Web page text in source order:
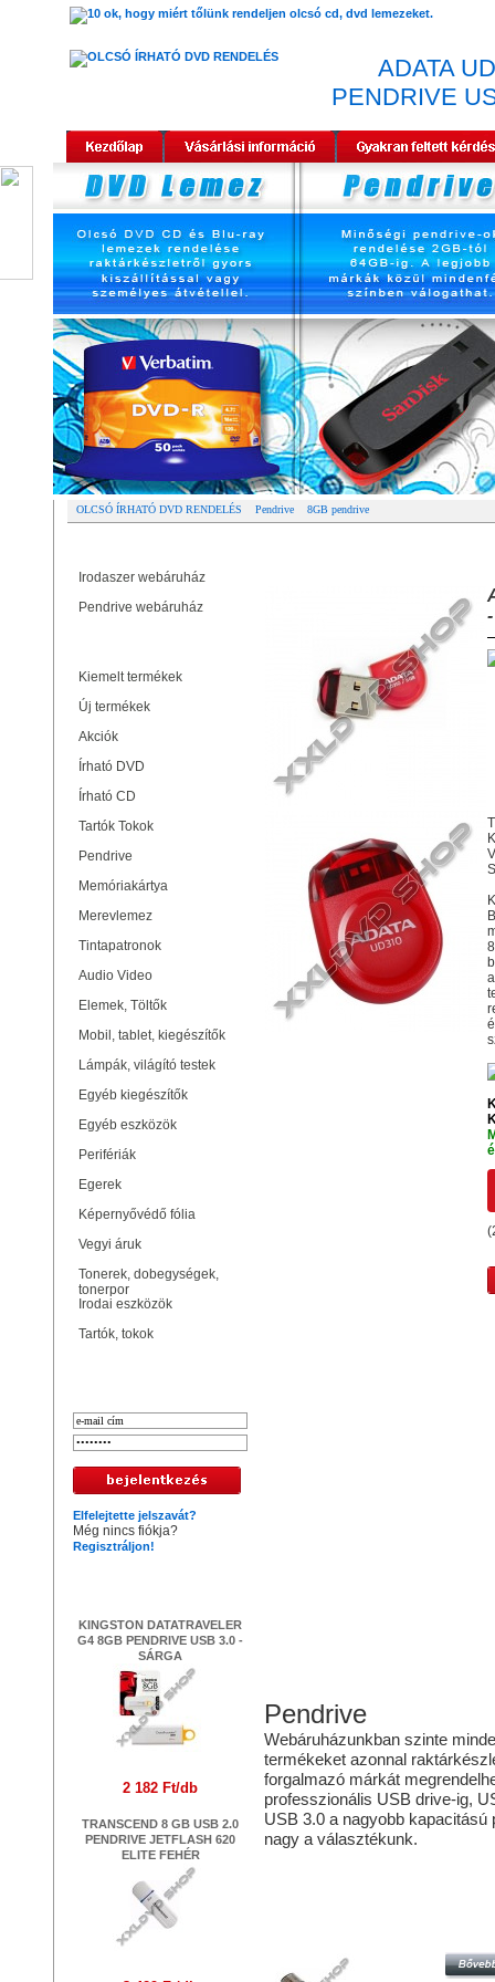
ADATA
PENDRIVE
OLCSÓ ÍRHATÓ DVD RENDELÉS Pendrive 8GB pendrive
Irodaszer webáruház
Pendrive webáruház
Kiemelt termékek
Új termékek
Akciók
Írható DVD
Írható CD
Tartók Tokok
Pendrive
Memóriakártya
Merevlemez
Tintapatronok
Audio Video
Elemek, Töltők
Mobil, tablet, kiegészítők
Lámpák, világító testek
Egyéb kiegészítők
Egyéb eszközök
Perifériák
Egerek
Képernyővédő fólia
Vegyi áruk
Tonerek, dobegységek,
tonerpor
Irodai eszközök
Tartók, tokok
Elfelejtette jelszavát?
Még nincs fiókja?
Regisztráljon!
KINGSTON DATATRAVELER
G4 8GB PENDRIVE USB 3.0 -
SÁRGA
2 182 Ft/db
TRANSCEND 8 GB USB 2.0
PENDRIVE JETFLASH 620
ELITE FEHÉR
Pendrive
Webáruházunkban szinte
termékeket azonnal
forgalmazó márkát
professzionális USB drive-ig,
USB 3.0 a nagyobb
nagy a választékunk.